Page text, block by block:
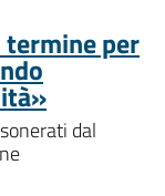
per
dal